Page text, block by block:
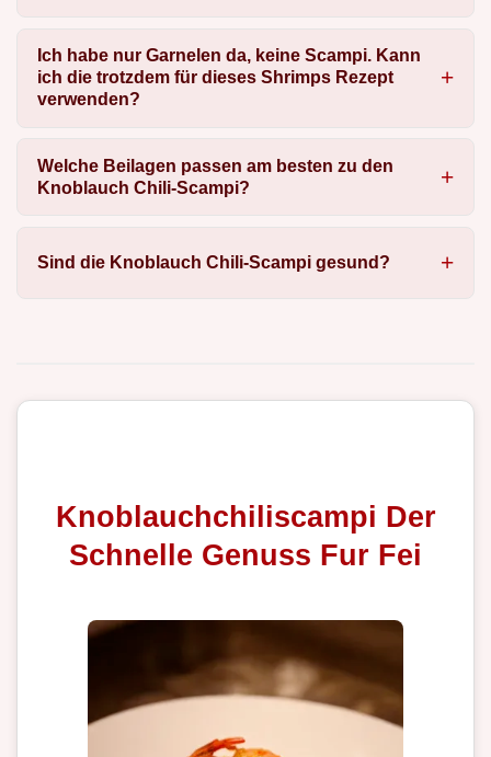
Ich habe nur Garnelen da, keine Scampi. Kann
ich die trotzdem für dieses Shrimps Rezept
verwenden?
Welche Beilagen passen am besten zu den
Knoblauch Chili-Scampi?
Sind die Knoblauch Chili-Scampi gesund?
Knoblauchchiliscampi Der
Schnelle Genuss Fur Fei